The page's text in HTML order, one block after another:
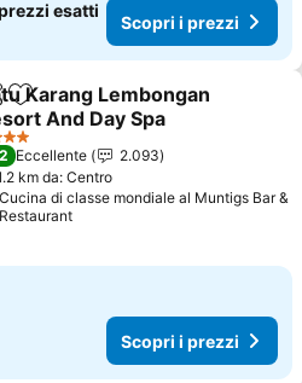
esatti
Scopri i prezzi
Aggiungi ai preferiti
Karang Lembongan
And Day Spa
Eccellente
2.093
km da: Centro
Cucina di classe mondiale al Muntigs Bar &
Restaurant
Scopri i prezzi